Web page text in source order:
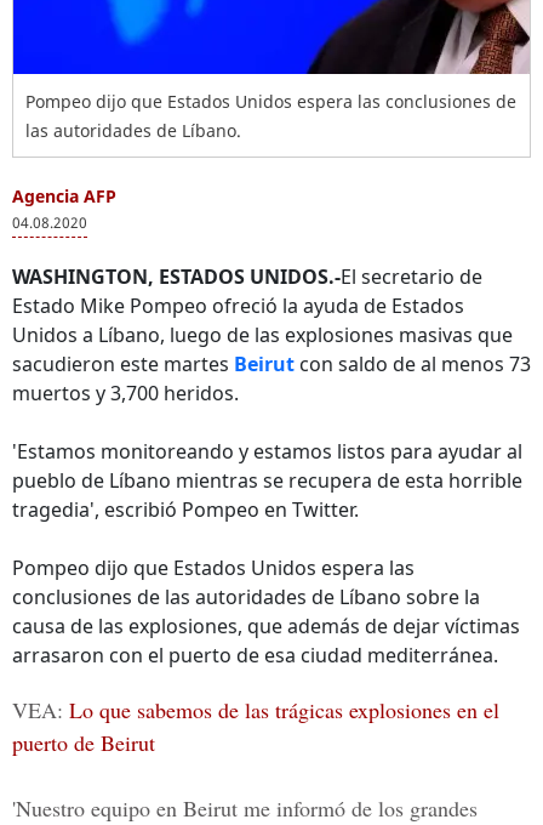
Pompeo dijo que Estados Unidos espera las conclusiones de
las autoridades de Líbano.
Agencia AFP
04.08.2020
WASHINGTON, ESTADOS UNIDOS.-El secretario de
Estado Mike Pompeo ofreció la ayuda de Estados
Unidos a Líbano, luego de las explosiones masivas que
sacudieron este martes Beirut con saldo de al menos 73
muertos y 3,700 heridos.
'Estamos monitoreando y estamos listos para ayudar al
pueblo de Líbano mientras se recupera de esta horrible
tragedia', escribió Pompeo en Twitter.
Pompeo dijo que Estados Unidos espera las
conclusiones de las autoridades de Líbano sobre la
causa de las explosiones, que además de dejar víctimas
arrasaron con el puerto de esa ciudad mediterránea.
VEA: Lo que sabemos de las trágicas explosiones en el
puerto de Beirut
'Nuestro equipo en Beirut me informó de los grandes